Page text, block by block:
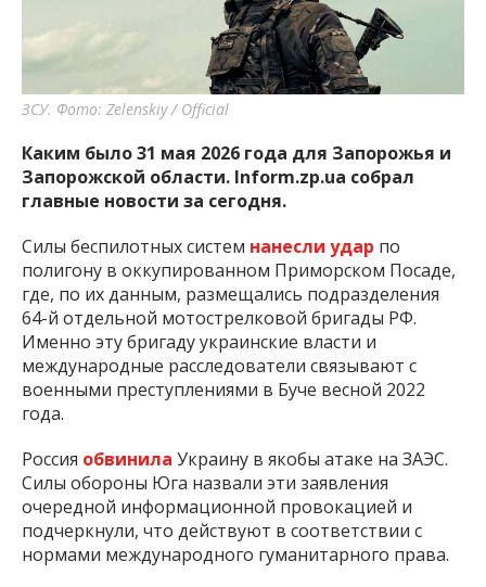
важную информацию о событиях
города Запорожья и области.
ЗСУ. Фото: Zelenskiy / Official
Каким было 31 мая 2026 года для Запорожья и
Запорожской области. Inform.zp.ua собрал
главные новости за сегодня.
Силы беспилотных систем нанесли удар по
полигону в оккупированном Приморском Посаде,
где, по их данным, размещались подразделения
64-й отдельной мотострелковой бригады РФ.
Именно эту бригаду украинские власти и
международные расследователи связывают с
военными преступлениями в Буче весной 2022
года.
Россия обвинила Украину в якобы атаке на ЗАЭС.
Силы обороны Юга назвали эти заявления
очередной информационной провокацией и
подчеркнули, что действуют в соответствии с
нормами международного гуманитарного права.